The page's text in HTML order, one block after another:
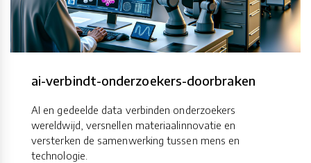
ai-verbindt-onderzoekers-doorbraken
AI en gedeelde data verbinden onderzoekers
wereldwijd, versnellen materiaalinnovatie en
versterken de samenwerking tussen mens en
technologie.